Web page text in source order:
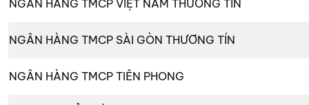
NGÂN HÀNG TMCP VIỆT NAM THƯƠNG TÍN
NGÂN HÀNG TMCP SÀI GÒN THƯƠNG TÍN
NGÂN HÀNG TMCP TIÊN PHONG